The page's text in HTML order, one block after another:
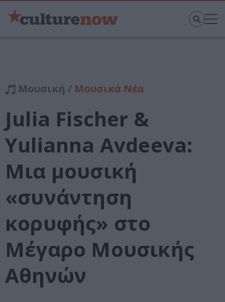
Μουσική / Μουσικά Νέα
Julia Fischer &
Yulianna Avdeeva:
Μια μουσική
«συνάντηση
κορυφής» στο
Μέγαρο Μουσικής
Αθηνών